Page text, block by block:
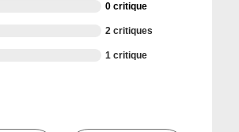
0 critique
2 critiques
1 critique